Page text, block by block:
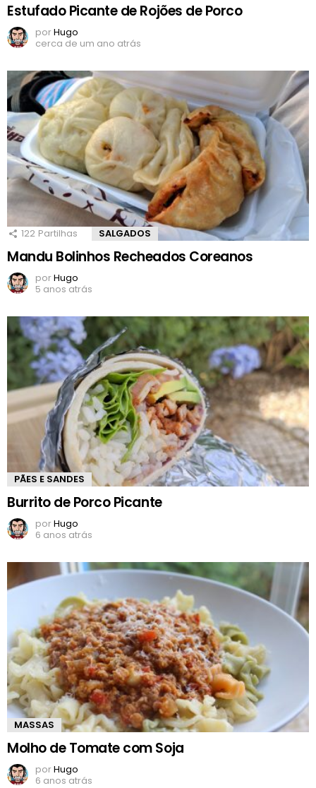
Estufado Picante de Rojões de Porco
porHugo
cerca de um ano atrás
122 Partilhas SALGADOS
Mandu Bolinhos Recheados Coreanos
porHugo
5 anos atrás
PÃES E SANDES
Burrito de Porco Picante
porHugo
6 anos atrás
MASSAS
Molho de Tomate com Soja
porHugo
6 anos atrás